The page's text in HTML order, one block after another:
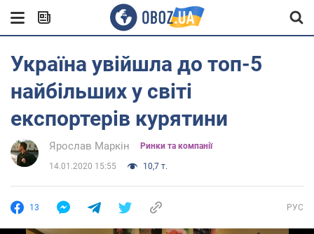
Україна увійшла до топ-5
найбільших у світі
експортерів курятини
Ярослав Маркін Ринки та компанії
14.01.2020 15:55 10,7 т.
13 РУС